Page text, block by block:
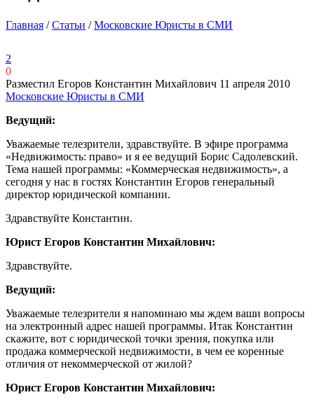
Главная /Статьи /Московские Юристы в СМИ
2
0
Разместил Егоров Константин Михайлович 11 апреля 2010
Московские Юристы в СМИ
Ведущий:
Уважаемые телезрители, здравствуйте. В эфире программа
«Недвижимость: право» и я ее ведущий Борис Садолевский.
Тема нашей программы: «Коммерческая недвижимость», а
сегодня у нас в гостях Константин Егоров генеральный
директор юридической компании.
Здравствуйте Константин.
Юрист Егоров Константин Михайлович:
Здравствуйте.
Ведущий:
Уважаемые телезрители я напоминаю мы ждем ваши вопросы
на электронный адрес нашей программы. Итак Константин
скажите, вот с юридической точки зрения, покупка или
продажа коммерческой недвижимости, в чем ее коренные
отличия от некоммерческой от жилой?
Юрист Егоров Константин Михайлович: